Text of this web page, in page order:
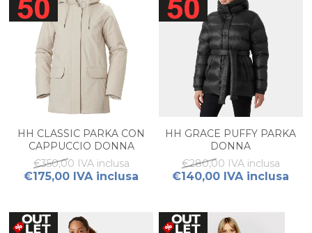
HH CLASSIC PARKA CON
CAPPUCCIO DONNA
€350,00 IVA inclusa
€175,00 IVA inclusa
HH GRACE PUFFY PARKA
DONNA
€280,00 IVA inclusa
€140,00 IVA inclusa